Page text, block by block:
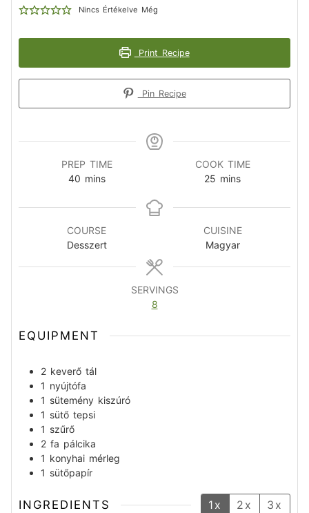
Nincs Értékelve Még
Print Recipe
Pin Recipe
PREP TIME
40 mins
COOK TIME
25 mins
COURSE
Desszert
CUISINE
Magyar
SERVINGS
8
EQUIPMENT
2 keverő tál
1 nyújtófa
1 sütemény kiszúró
1 sütő tepsi
1 szűrő
2 fa pálcika
1 konyhai mérleg
1 sütőpapír
INGREDIENTS 1x 2x 3x